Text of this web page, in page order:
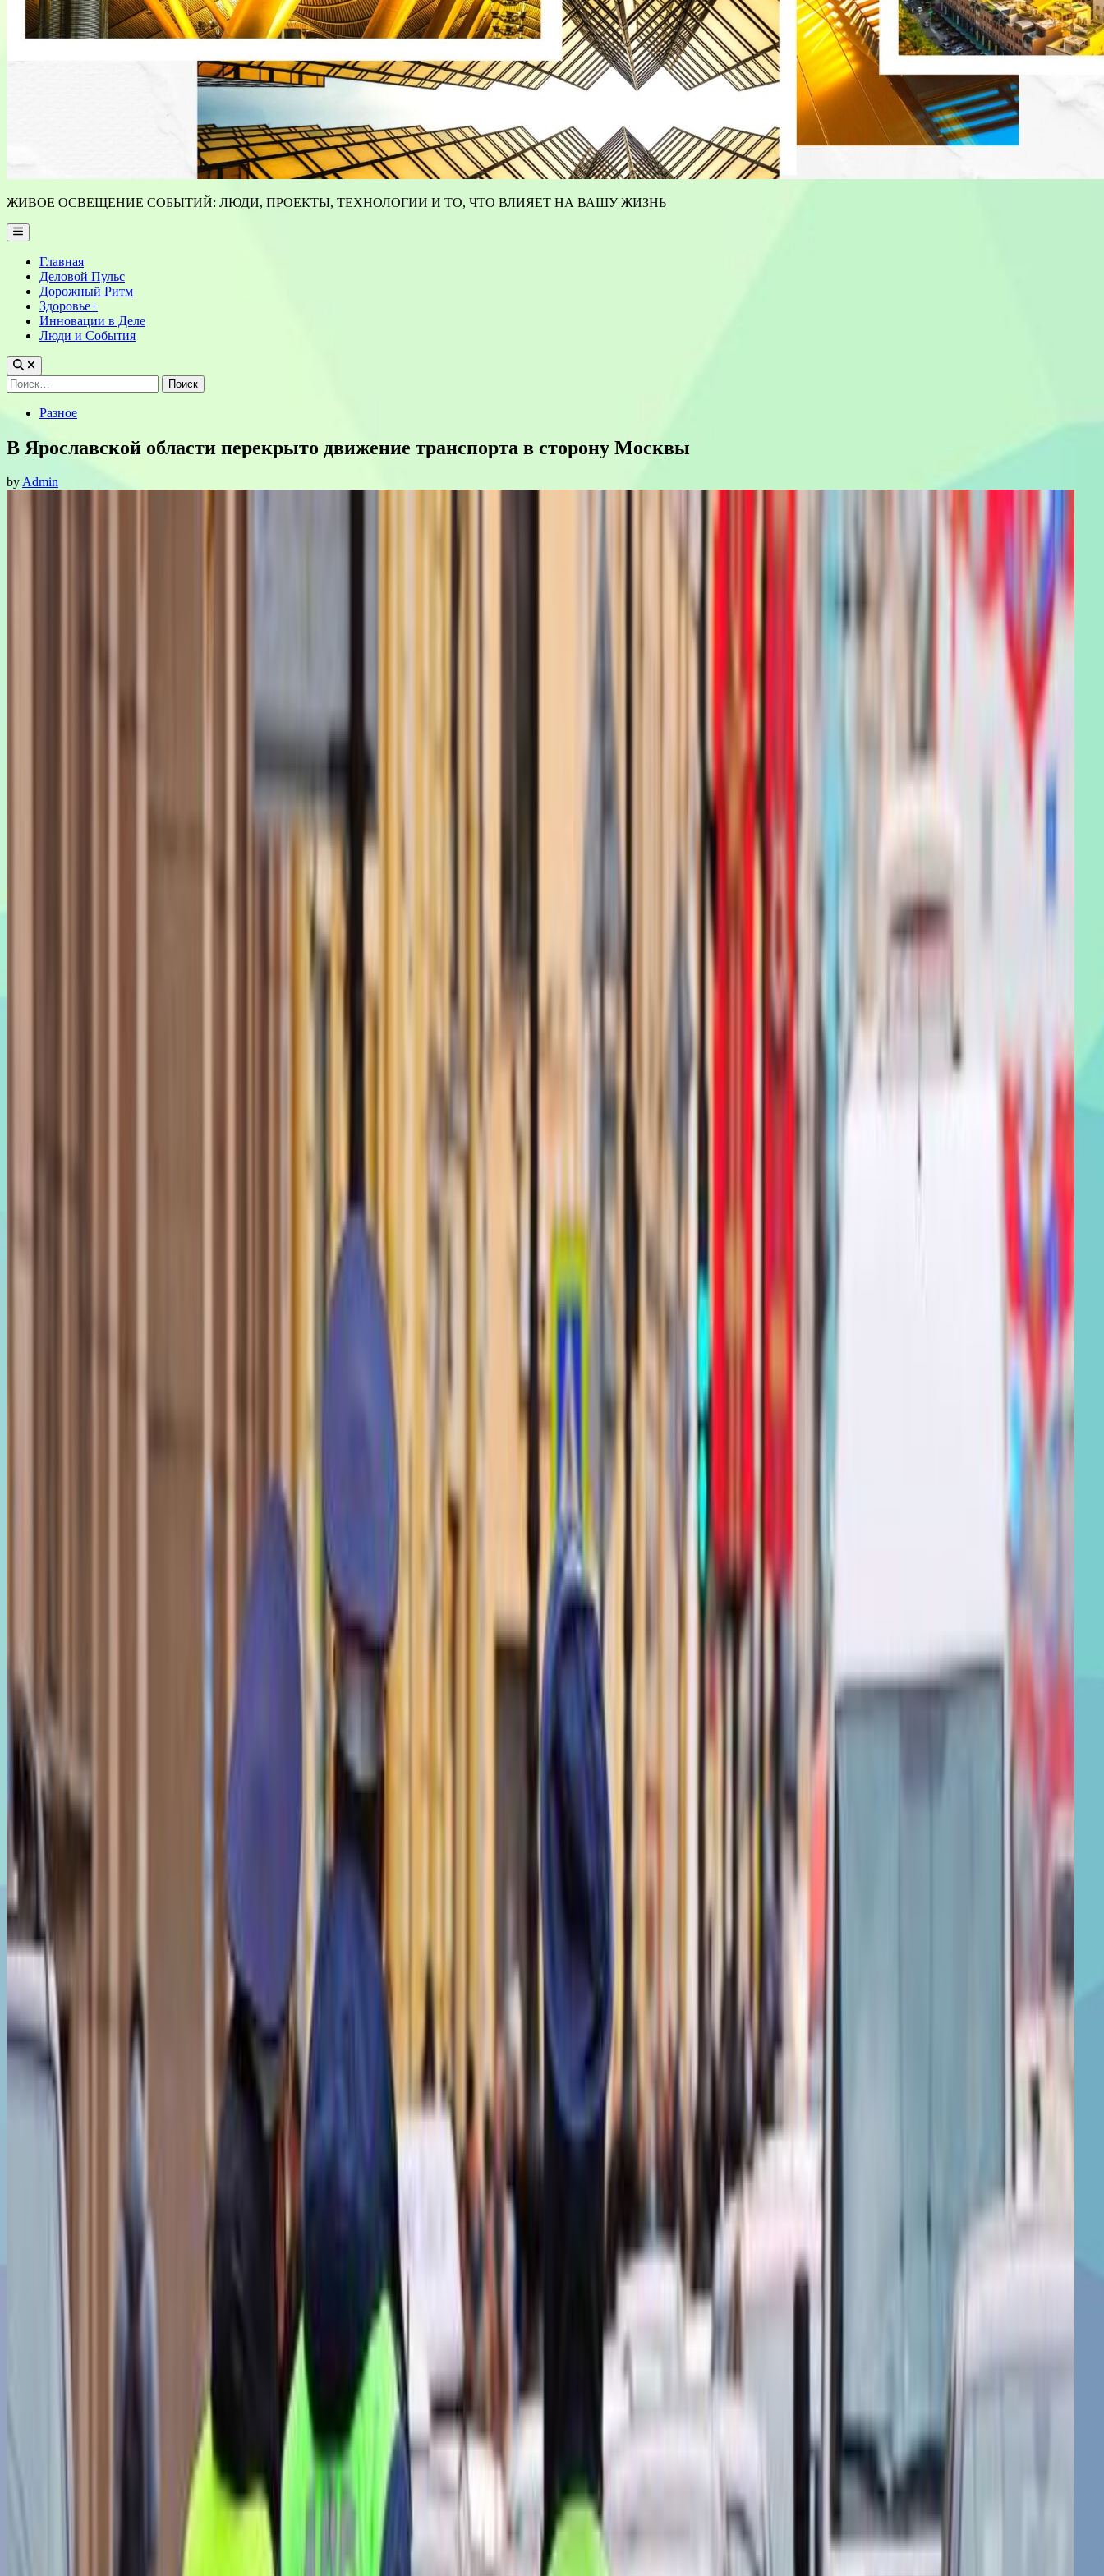
ЖИВОЕ ОСВЕЩЕНИЕ СОБЫТИЙ: ЛЮДИ, ПРОЕКТЫ, ТЕХНОЛОГИИ И ТО, ЧТО ВЛИЯЕТ НА ВАШУ ЖИЗНЬ
Main
Menu
Главная
Деловой Пульс
Дорожный Ритм
Здоровье+
Инновации в Деле
Люди и События
Найти:
PostedРазное
В Ярославской области перекрыто движение транспорта в сторону Москвы
byAdmin